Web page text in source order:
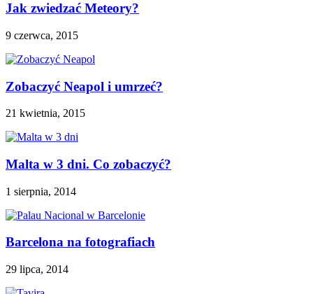
Jak zwiedzać Meteory?
9 czerwca, 2015
Zobaczyć Neapol i umrzeć?
21 kwietnia, 2015
Malta w 3 dni. Co zobaczyć?
1 sierpnia, 2014
Barcelona na fotografiach
29 lipca, 2014